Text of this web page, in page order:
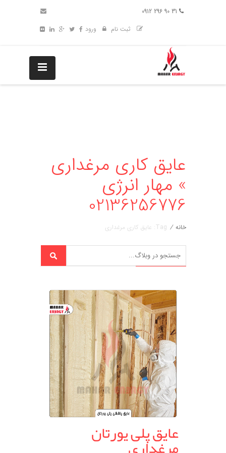
ثبت نام
ورود
عایق کاری مرغداری
» مهار انرژی
02136256776
خانه / Tag: عایق کاری مرغداری
عایق پلی یورتان